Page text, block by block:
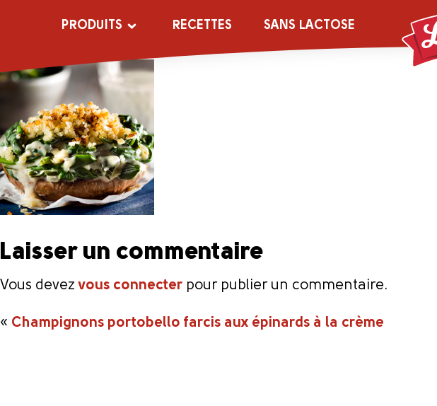
PRODUITS RECETTES SANS LACTOSE
Laisser un commentaire
Vous devezvous connecter pour publier un commentaire.
« Champignons portobello farcis aux épinards à la crème